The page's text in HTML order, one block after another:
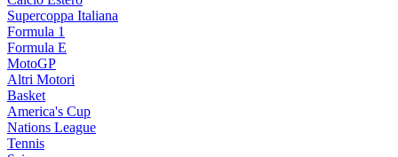
Supercoppa Italiana
Formula 1
Formula E
MotoGP
Altri Motori
Basket
America's Cup
Nations League
Tennis